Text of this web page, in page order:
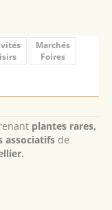
Marchés
Foires
plantes rares,
associatifs de